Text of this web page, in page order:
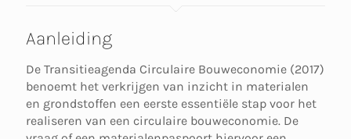
Aanleiding
De Transitieagenda Circulaire Bouweconomie (2017)
benoemt het verkrijgen van inzicht in materialen
en grondstoffen een eerste essentiële stap voor het
realiseren van een circulaire bouweconomie. De